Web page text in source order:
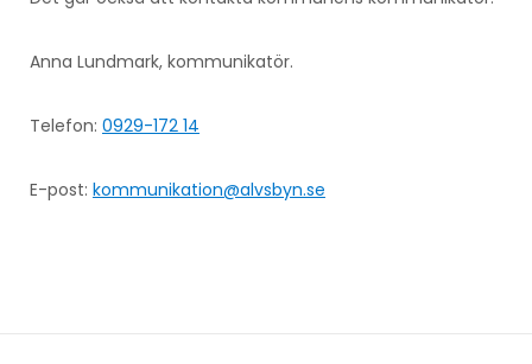
Anna Lundmark, kommunikatör.
Telefon: 0929-172 14
E-post: kommunikation@alvsbyn.se